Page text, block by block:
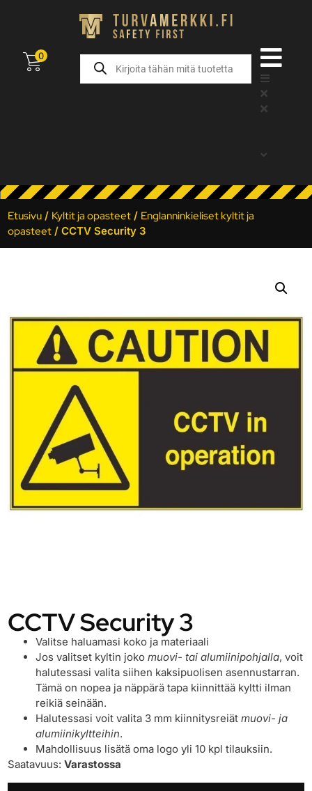
0
Etusivu / Kyltit ja opasteet / Englanninkieliset kyltit ja
opasteet / CCTV Security 3
CCTV Security 3
Valitse haluamasi koko ja materiaali
Jos valitset kyltin jokomuovi- tai alumiinipohjalla, voit
halutessasi valita siihen kaksipuolisen asennustarran.
Tämä on nopea ja näppärä tapa kiinnittää kyltti ilman
reikiä seinään.
Halutessasi voit valita 3 mm kiinnitysreiätmuovi- ja
alumiinikyltteihin.
Mahdollisuus lisätä oma logo yli 10 kpl tilauksiin.
Saatavuus:Varastossa